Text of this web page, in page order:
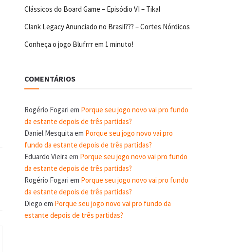
Clássicos do Board Game – Episódio VI – Tikal
Clank Legacy Anunciado no Brasil??? – Cortes Nórdicos
Conheça o jogo Blufrrr em 1 minuto!
COMENTÁRIOS
Rogério Fogari em Porque seu jogo novo vai pro fundo
da estante depois de três partidas?
Daniel Mesquita em Porque seu jogo novo vai pro
fundo da estante depois de três partidas?
Eduardo Vieira em Porque seu jogo novo vai pro fundo
da estante depois de três partidas?
Rogério Fogari em Porque seu jogo novo vai pro fundo
da estante depois de três partidas?
Diego em Porque seu jogo novo vai pro fundo da
estante depois de três partidas?